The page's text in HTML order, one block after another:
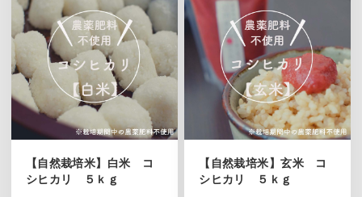
【自然栽培米】白米 コ
シヒカリ ５ｋｇ
【自然栽培米】玄米 コ
シヒカリ ５ｋｇ